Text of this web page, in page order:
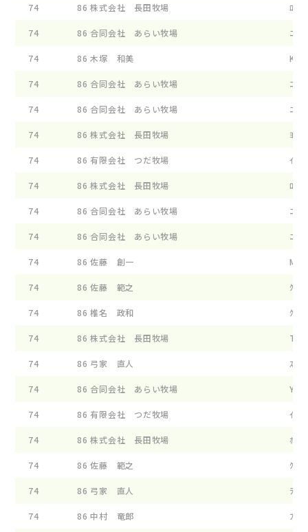
74 86 株式会社 長田牧場 ﾛ-ｽ
74 86 合同会社 あらい牧場 ﾆﾕ-
74 86 木塚 和美 KL
74 86 合同会社 あらい牧場 ﾆﾕ-
74 86 合同会社 あらい牧場 ﾆﾕ-
74 86 株式会社 長田牧場 ﾖｼﾉ
74 86 有限会社 つだ牧場 ｲ-ﾌ
74 86 株式会社 長田牧場 ﾛ-ｽ
74 86 合同会社 あらい牧場 ﾆﾕ-
74 86 合同会社 あらい牧場 ﾆﾕ-
74 86 佐藤 創一 MF
74 86 佐藤 範之 ｸﾞﾘ
74 86 椎名 政和 ｸｲ-
74 86 株式会社 長田牧場 TL
74 86 弓家 直人 ｽﾀ-
74 86 合同会社 あらい牧場
74 86 有限会社 つだ牧場 ｲ-ﾌ
74 86 株式会社 長田牧場 ﾎﾟ-
74 86 佐藤 範之 ｸﾞﾘ
74 86 弓家 直人 ﾗｲﾌ
74 86 中村 竜郎 ﾌｵ-